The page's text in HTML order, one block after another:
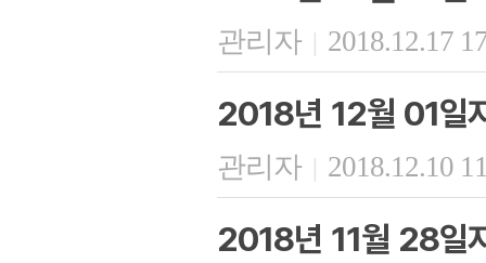
관리자 | 2018.12.17
2018년 12월 01일
관리자 | 2018.12.10
2018년 11월 28일